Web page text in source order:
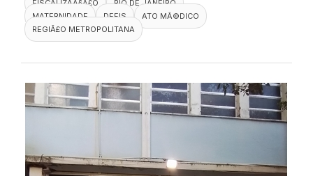
FISCALIZAÃ§Ã£O
RIO DE JANEIRO
MATERNIDADE
DEFIS
ATO MÃ©DICO
REGIÃ£O METROPOLITANA